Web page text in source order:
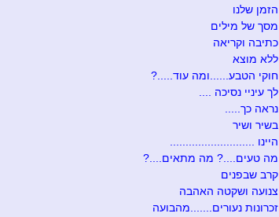
הזמן שלנו
מסך של מילים
כתיבה וקריאה
ללא מוצא
חוקי הטבע......ומה עוד.....?
לך עיניי נסיכה ....
נראה כך.....
בשיר ושיר
היינו ...........................
מה טעים....? מה מתאים....?
קרב שבפנים
צנועה ושקטה האהבה
זכרונות נעורים.......מהבועה